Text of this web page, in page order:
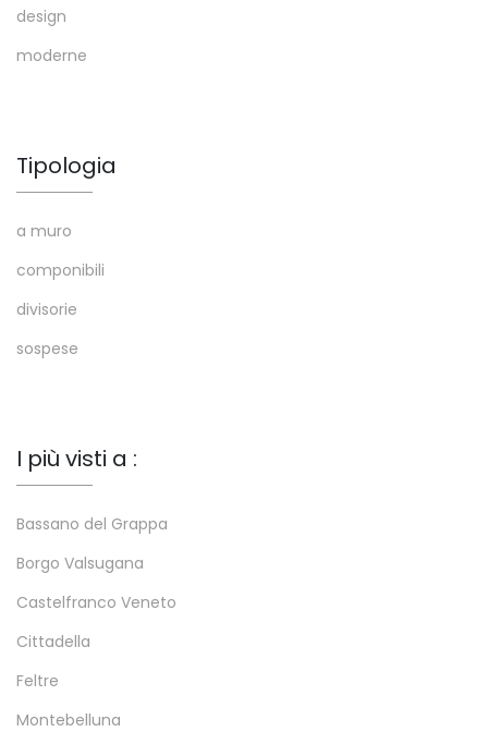
design
moderne
Tipologia
a muro
componibili
divisorie
sospese
I più visti a :
Bassano del Grappa
Borgo Valsugana
Castelfranco Veneto
Cittadella
Feltre
Montebelluna